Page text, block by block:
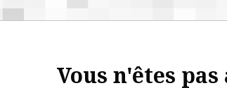
Vous n'êtes